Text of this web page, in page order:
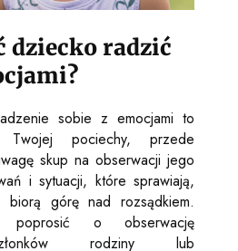
dziecko radzić
sobie z emocjami to
Twojej pociechy, przede
skup na obserwacji jego
i sytuacji, które sprawiają,
górę nad rozsądkiem.
poprosić o obserwację
rodziny lub